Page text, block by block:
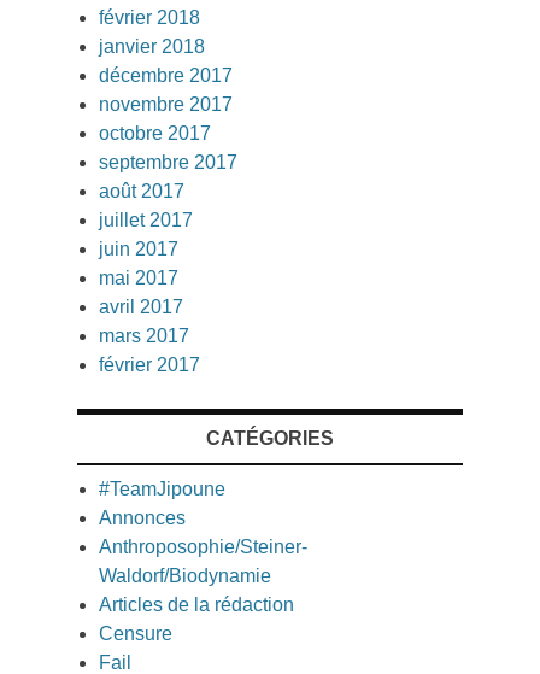
février 2018
janvier 2018
décembre 2017
novembre 2017
octobre 2017
septembre 2017
août 2017
juillet 2017
juin 2017
mai 2017
avril 2017
mars 2017
février 2017
CATÉGORIES
#TeamJipoune
Annonces
Anthroposophie/Steiner-
Waldorf/Biodynamie
Articles de la rédaction
Censure
Fail